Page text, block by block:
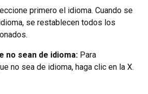
primero el idioma. Cuando se
se restablecen todos los
no sean de idioma: Para
no sea de idioma, haga clic en la X.